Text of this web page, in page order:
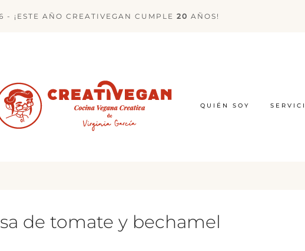
- ¡ESTE AÑO CREATIVEGAN CUMPLE 20 AÑOS!
QUIÉN SOY
de tomate y bechamel